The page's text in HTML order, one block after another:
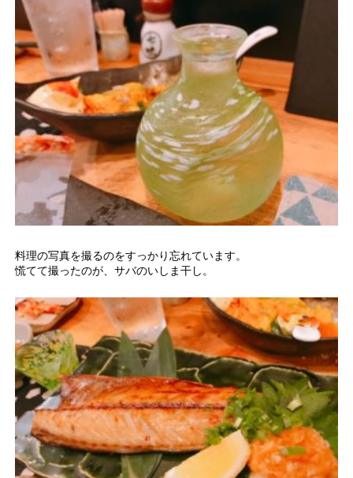
料理の写真を撮るのをすっかり忘れています。
慌てて撮ったのが、サバのいしま干し。